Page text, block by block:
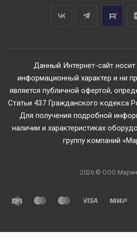
Данный Интернет-сайт
информационный характер и ни
является публичной офертой,
Статьи 437 Гражданского кодекса
Для получения подробной
наличии и характеристиках
группу компаний
2026 © ООО